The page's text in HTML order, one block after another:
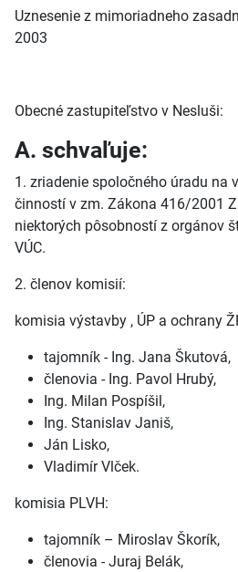
Uznesenie z mimoriadneho
2003
Obecné zastupiteľstvo v Nesluši:
A. schvaľuje:
1. zriadenie spoločného úradu na
činností v zm. Zákona 416/2001
niektorých pôsobností z orgánov
VÚC.
2. členov komisií:
komisia výstavby , ÚP a ochrany
tajomník - Ing. Jana Škutová,
členovia - Ing. Pavol Hrubý,
Ing. Milan Pospíšil,
Ing. Stanislav Janiš,
Ján Lisko,
Vladimír Vlček.
komisia PLVH:
tajomník – Miroslav Škorík,
členovia - Juraj Belák,